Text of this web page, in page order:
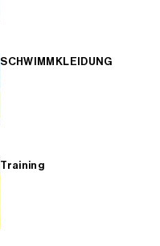
SCHWIMMKLEIDUNG
Training